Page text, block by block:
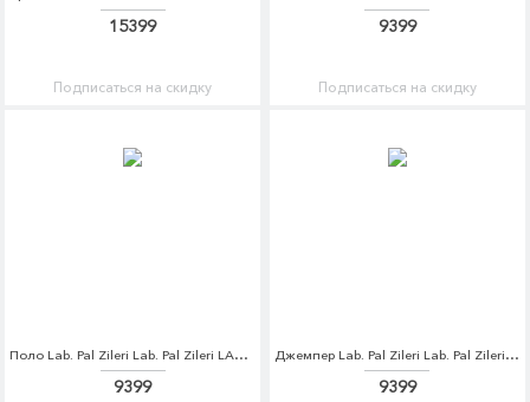
15399
Подписаться на скидку
9399
Подписаться на скидку
Поло Lab. Pal Zileri Lab. Pal Zileri LA059EMDQJW8
9399
Джемпер Lab. Pal Zileri Lab. Pal Zileri LA059EMDQJW9
9399